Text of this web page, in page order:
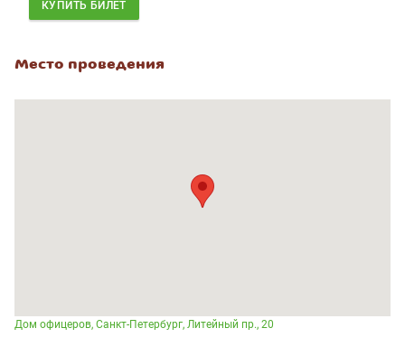
КУПИТЬ БИЛЕТ
Место проведения
Дом офицеров, Санкт-Петербург, Литейный пр., 20